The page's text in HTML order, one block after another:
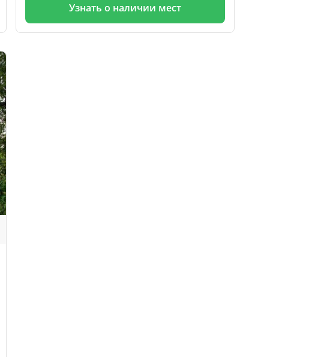
Узнать о наличии мест